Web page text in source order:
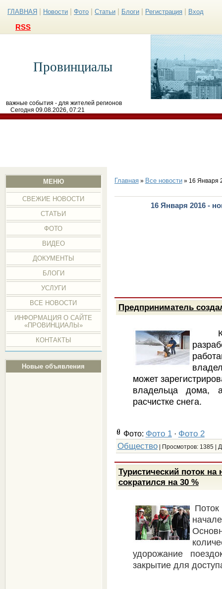
ГЛАВНАЯ Новости Фото Статьи Блоги Регистрация Вход
RSS
Провинциалы
важные события - для жителей регионов
Сегодня 09.08.2026, 07:21
МЕНЮ
СВЕЖИЕ НОВОСТИ
СТАТЬИ
ФОТО
ВИДЕО
ДОКУМЕНТЫ
БЛОГИ
УСЛУГИ
ВСЕ НОВОСТИ
ИНФОРМАЦИЯ О САЙТЕ
«ПРОВИНЦИАЛЫ»
КОНТАКТЫ
Новые объявления
Главная» Все новости» 16 Января
16 Января 2016 -
Предприниматель
может
владельца дома,
расчистке снега.
Фото: Фото 1· Фото 2
Общество| Просмотров: 1385 |
Туристический поток на
сократился на 30 %
удорожание
закрытие для